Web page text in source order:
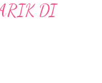
DI